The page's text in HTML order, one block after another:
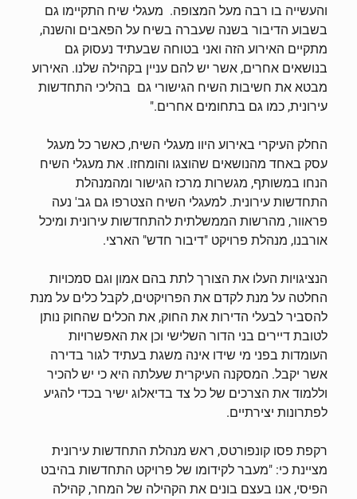
והעשייה בו רבה מעל המצופה. מעגלי שיח התקיימו גם
בשבוע הדיבור בשנה שעברה בשיח על הפאבים והשנה,
מתקיים האירוע הזה ואני בטוחה שבעתיד נעסוק גם
בנושאים אחרים, אשר יש להם עניין בקהילה שלנו. האירוע
מבטא את חשיבות השיח הגישורי גם בהליכי התחדשות
עירונית, כמו גם בתחומים אחרים."
החלק העיקרי באירוע היוו מעגלי השיח, כאשר כל מעגל
עסק באחד מהנושאים שהוצגו והומחזו. את מעגלי השיח
הנחו במשותף, מגשרות מרכז הגישור ומהמנהלת
התחדשות עירונית. למעגלי השיח הצטרפו גם גב' נעה
פראוור, מהרשות הממשלתית להתחדשות עירונית ומיכל
אורבנו, מנהלת פרויקט "דיבור חדש" הארצי.
הנציגויות העלו את הצורך לתת בהם אמון וגם סמכויות
החלטה על מנת לקדם את הפרויקטים, לקבל כלים על מנת
להסביר לבעלי הדירות את החוק, את הכלים שהחוק נותן
לטובת דיירים בני הדור השלישי וכן את האפשרויות
העומדות בפני מי שידו אינה משגת בעתיד לגור בדירה
אשר יקבל. המסקנה העיקרית שעלתה היא כי יש להכיר
וללמוד את הצרכים של כל צד בדיאלוג ישיר בכדי להגיע
לפתרונות יצירתיים.
רקפת פסו קונפורטס, ראש מנהלת התחדשות עירונית
מציינת כי: "מעבר לקידומו של פרויקט התחדשות בהיבט
הפיסי, אנו בעצם בונים את הקהילה של המחר, קהילה